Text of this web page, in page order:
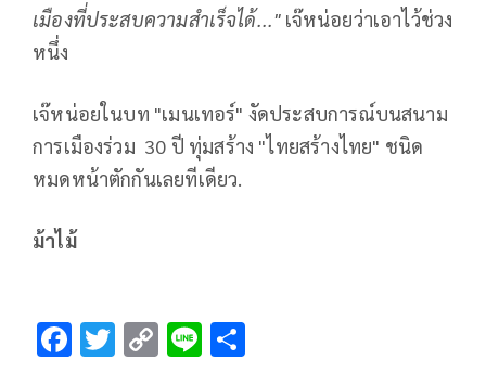
เมืองที่ประสบความสำเร็จได้..."เจ๊หน่อยว่าเอาไว้ช่วง
หนึ่ง
เจ๊หน่อยในบท "เมนเทอร์" งัดประสบการณ์บนสนาม
การเมืองร่วม 30 ปี ทุ่มสร้าง "ไทยสร้างไทย" ชนิด
หมดหน้าตักกันเลยทีเดียว.
ม้าไม้
F T C Li